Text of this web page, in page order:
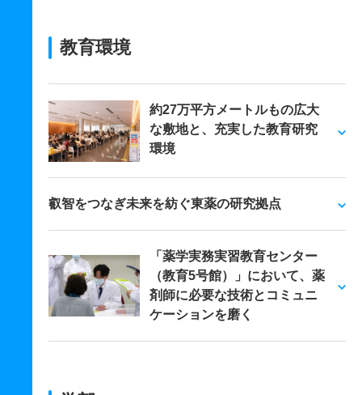
教育環境
約27万平方メートルもの広大
な敷地と、充実した教育研究
環境
叡智をつなぎ未来を紡ぐ東薬の研究拠点
「薬学実務実習教育センター
（教育5号館）」において、薬
剤師に必要な技術とコミュニ
ケーションを磨く